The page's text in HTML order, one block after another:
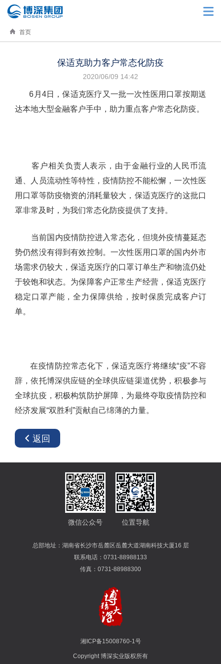
首页
保适克助力客户常态化防疫
2020/06/09 14:42
6月4日，保适克医疗又一批一次性医用口罩按期送
达本地大型金融客户手中，助力重点客户常态化防疫。
客户相关负责人表示，由于金融行业的人民币流
通、人员流动性等特性，疫情防控不能松懈，一次性医
用口罩等防疫物资的消耗量较大，保适克医疗的这批口
罩非常及时，为我们常态化防疫提供了支持。
当前国内疫情防控进入常态化，但境外疫情蔓延态
势仍然没有得到有效控制。一次性医用口罩的国内外市
场需求仍较大，保适克医疗的口罩订单生产和物流仍处
于较饱和状态。为保障客户正常生产经营，保适克医疗
稳定口罩产能，全力保障供给，按时保质完成客户订
单。
在疫情防控常态化下，保适克医疗将继续“疫”不容
辞，依托博深供应链的全球供应链渠道优势，积极参与
全球抗疫，积极构筑防护屏障，为最终夺取疫情防控和
经济发展“双胜利”贡献自己绵薄的力量。
返回
微信公众号 位置导航
总部地址：湖南省长沙市岳麓区岳麓大道湖南科技大厦16 层
联系电话：0731-88988133
传真：0731-88988300
湘ICP备15008760-1号
Copyright 博深实业版权所有